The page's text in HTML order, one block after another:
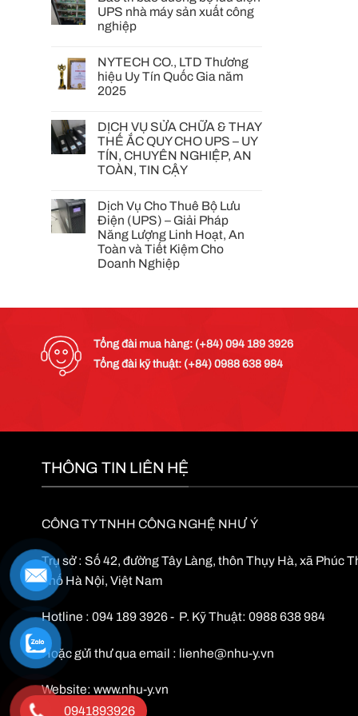
UPS nhà máy sản xuất công
nghiệp
NYTECH CO., LTD Thương
hiệu Uy Tín Quốc Gia năm
2025
DỊCH VỤ SỬA CHỮA & THAY
THẾ ẮC QUY CHO UPS – UY
TÍN, CHUYÊN NGHIỆP, AN
TOÀN, TIN CẬY
Dịch Vụ Cho Thuê Bộ Lưu
Điện (UPS) – Giải Pháp
Năng Lượng Linh Hoạt, An
Toàn và Tiết Kiệm Cho
Doanh Nghiệp
Tổng đài mua hàng: (+84) 094 189 3926
Tổng đài kỹ thuật: (+84) 0988 638 984
THÔNG TIN LIÊN HỆ
CÔNG TY TNHH CÔNG NGHỆ NHƯ Ý
Trụ sở : Số 42, đường Tây Làng, thôn Thụy Hà, xã Phúc
phố Hà Nội, Việt Nam
Hotline : 094 189 3926 - P. Kỹ Thuật: 0988 638 984
Hoặc gửi thư qua email : lienhe@nhu-y.vn
Website: www.nhu-y.vn
0941893926